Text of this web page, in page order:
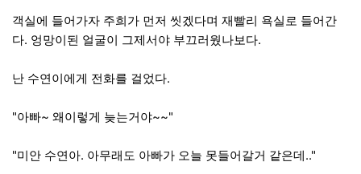
객실에 들어가자 주희가 먼저 씻겠다며 재빨리 욕실로 들어간
다. 엉망이된 얼굴이 그제서야 부끄러웠나보다.
난 수연이에게 전화를 걸었다.
"아빠~ 왜이렇게 늦는거야~~"
"미안 수연아. 아무래도 아빠가 오늘 못들어갈거 같은데.."